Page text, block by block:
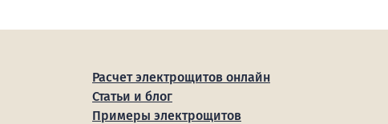
Расчет электрощитов онлайн
Статьи и блог
Примеры электрощитов